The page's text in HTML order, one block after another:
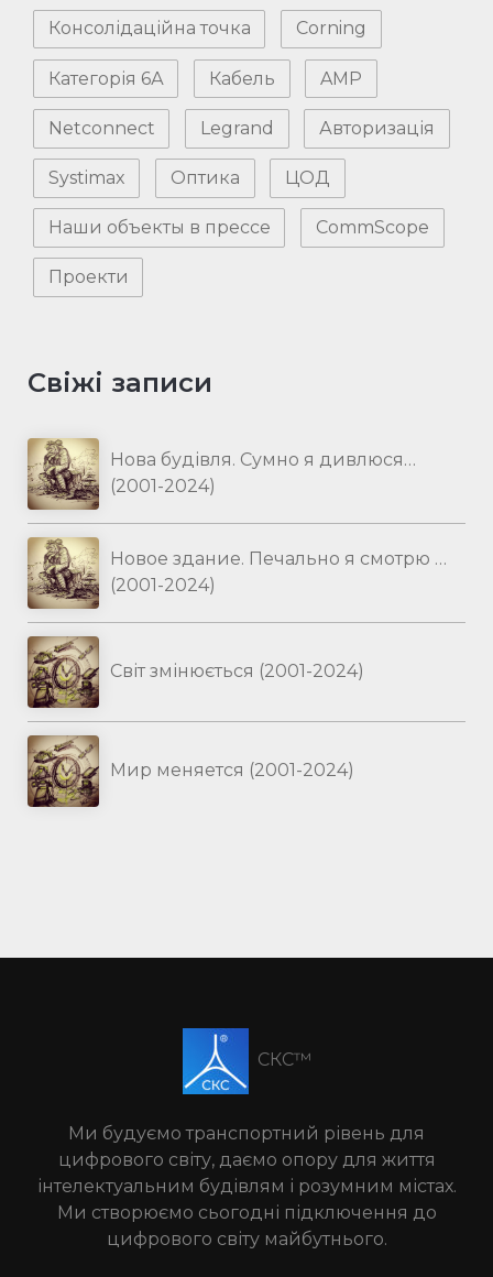
Консолідаційна точка Corning
Категорія 6А Кабель AMP
Netconnect Legrand Авторизація
Systimax Оптика ЦОД
Наши объекты в прессе CommScope
Проекти
Свіжі записи
Нова будівля. Сумно я дивлюся…
(2001-2024)
Новое здание. Печально я смотрю …
(2001-2024)
Світ змінюється (2001-2024)
Мир меняется (2001-2024)
СКС™
Ми будуємо транспортний рівень для
цифрового світу, даємо опору для життя
інтелектуальним будівлям і розумним містах.
Ми створюємо сьогодні підключення до
цифрового світу майбутнього.